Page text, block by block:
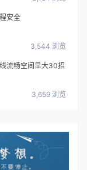
安全
3,544 浏览
流畅空间显大30招
3,659 浏览